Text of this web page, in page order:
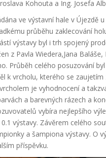
Kohouta a Ing. Josefa
ve výstavní hale v Újezdě
průběhu zaklecování
výstavy byl i trh spojený
z Pavla Wiedera,Jana
Průběh celého posuzování
k vrcholu, kterého se
je vyhodnocení a
a barevných rázech a
vybíra nejlepšího
výstavy. Závěrem celého
a šampiona výstavy. O
příspěvku.